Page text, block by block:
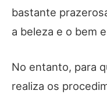
bastante
a beleza e o bem
No entanto, para
realiza os